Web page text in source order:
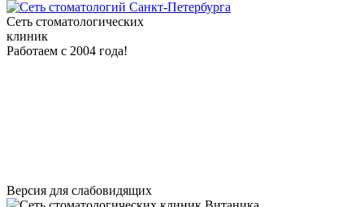
Сеть стоматологических
клиник
Работаем с 2004 года!
Версия для слабовидящих